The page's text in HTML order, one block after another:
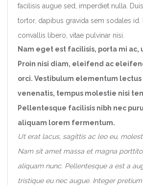
facilisis augue sed, imperdiet nulla.
tortor, dapibus gravida sem sodales id.
convallis libero, vitae pulvinar nisi.
Nam eget est facilisis, porta mi ac,
Proin nisi diam, eleifend ac
orci. Vestibulum elementum lectus
venenatis, tempus molestie nisi
Pellentesque facilisis nibh nec
aliquam lorem fermentum.
Ut erat lacus, sagittis ac leo eu,
Nam sit amet massa et magna
aliquam nunc. Pellentesque a est a
tristique eu nec augue. Integer